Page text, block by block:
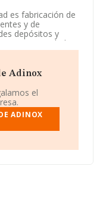
es fabricación de
y de
depósitos y
una Sociedad
con código
con respecto
de INFORMA, ha
de la media
Donostia Bº Santa
Adinox
el
ADINOX